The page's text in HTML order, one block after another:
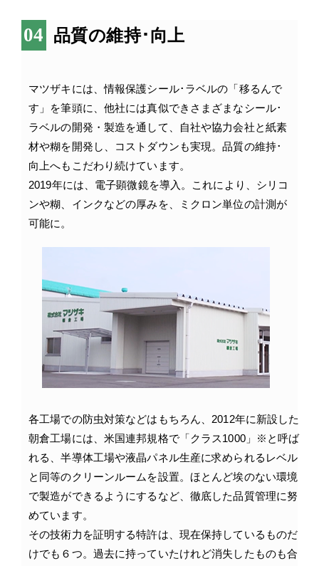
品質の維持･向上
マツザキには、情報保護シール･ラベルの「移るんで
す」を筆頭に、他社には真似できさまざまなシール･
ラベルの開発・製造を通して、自社や協力会社と紙素
材や糊を開発し、コストダウンも実現。品質の維持･
向上へもこだわり続けています。
2019年には、電子顕微鏡を導入。これにより、シリコ
ンや糊、インクなどの厚みを、ミクロン単位の計測が
可能に。
各工場での防虫対策などはもちろん、2012年に新設した
朝倉工場には、米国連邦規格で「クラス1000」※と呼ば
れる、半導体工場や液晶パネル生産に求められるレベル
と同等のクリーンルームを設置。ほとんど埃のない環境
で製造ができるようにするなど、徹底した品質管理に努
めています。
その技術力を証明する特許は、現在保持しているものだ
けでも６つ。過去に持っていたけれど消失したものも合